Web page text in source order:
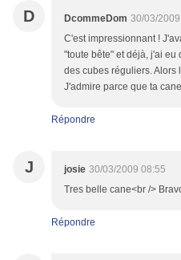
D DcommeDom 30/03/
C'est impressionnant !
"toute bête" et déjà, j'ai eu
des cubes réguliers. Alors
J'admire parce que ta
Répondre
J josie 30/03/2009 08:55
Tres belle cane<br />
Répondre